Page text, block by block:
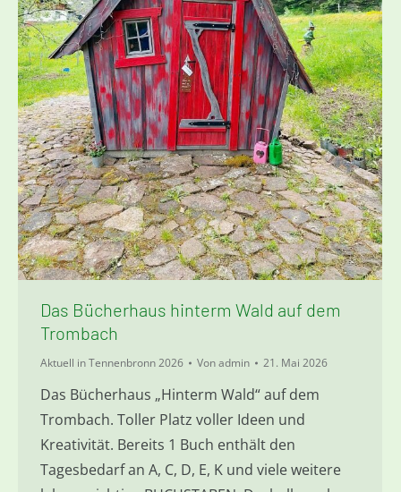
Das Bücherhaus hinterm Wald auf dem
Trombach
Aktuell in Tennenbronn 2026 Vonadmin 21. Mai 2026
Das Bücherhaus „Hinterm Wald“ auf dem
Trombach. Toller Platz voller Ideen und
Kreativität. Bereits 1 Buch enthält den
Tagesbedarf an A, C, D, E, K und viele weitere